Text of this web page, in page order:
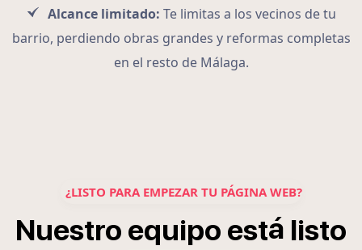
Alcance limitado: Te limitas a los vecinos de tu
barrio, perdiendo obras grandes y reformas completas
en el resto de Málaga.
¿LISTO PARA EMPEZAR TU PÁGINA WEB?
Nuestro equipo está listo